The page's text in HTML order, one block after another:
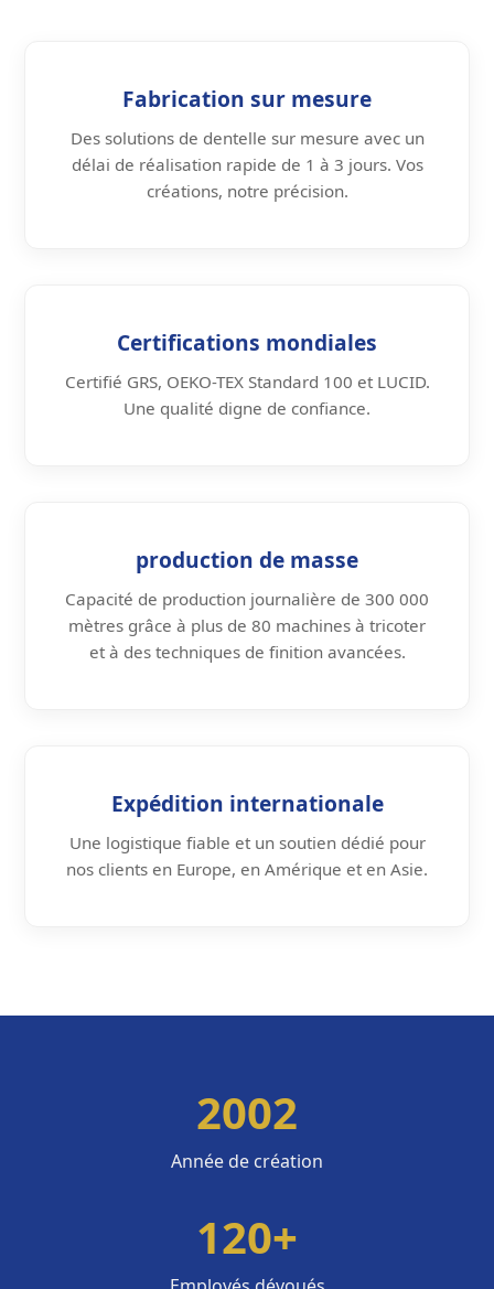
Fabrication sur mesure
Des solutions de dentelle sur mesure avec un
délai de réalisation rapide de 1 à 3 jours. Vos
créations, notre précision.
Certifications mondiales
Certifié GRS, OEKO-TEX Standard 100 et LUCID.
Une qualité digne de confiance.
production de masse
Capacité de production journalière de 300 000
mètres grâce à plus de 80 machines à tricoter
et à des techniques de finition avancées.
Expédition internationale
Une logistique fiable et un soutien dédié pour
nos clients en Europe, en Amérique et en Asie.
2002
Année de création
120+